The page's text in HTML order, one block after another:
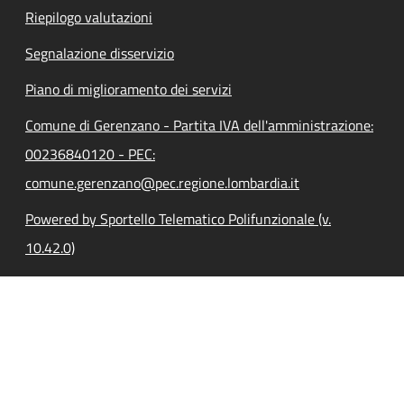
Riepilogo valutazioni
Segnalazione disservizio
Piano di miglioramento dei servizi
Comune di Gerenzano - Partita IVA dell'amministrazione:
00236840120 - PEC:
comune.gerenzano@pec.regione.lombardia.it
Powered by Sportello Telematico Polifunzionale (v.
10.42.0)